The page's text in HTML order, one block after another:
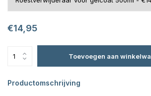
€14,95
Toevoegen aan
Productomschrijving